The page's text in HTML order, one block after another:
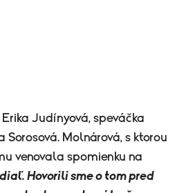
Judínyová, speváčka
Molnárová, s ktorou
venovala spomienku na
Hovorili sme o tom pred